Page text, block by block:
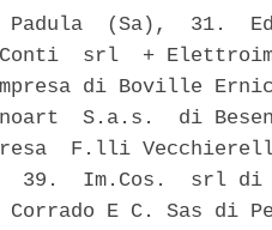
(Sa),  31.
srl  +
di Boville
S.a.s.  di
F.lli
39.  Im.Cos.  srl di
Corrado E C. Sas di